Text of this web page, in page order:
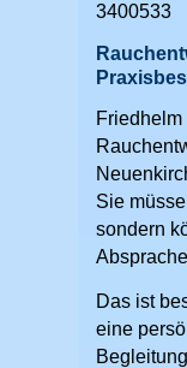
3400533
Sie
sondern
Das ist
eine